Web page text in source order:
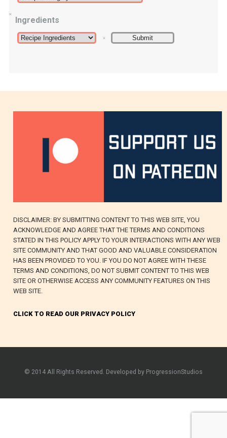
Ingredients
DISCLAIMER: BY SUBMITTING CONTENT TO THIS WEB SITE, YOU
ACKNOWLEDGE AND AGREE THAT THE TERMS AND CONDITIONS
STATED IN THIS POLICY APPLY TO YOUR INTERACTIONS WITH ANY WEB
SITE COMMUNITY AND THAT GOOD AND VALUABLE CONSIDERATION
HAS BEEN PROVIDED TO YOU. IF YOU DO NOT AGREE WITH THESE
TERMS AND CONDITIONS, DO NOT SUBMIT CONTENT TO THIS WEB
SITE OR OTHERWISE ACCESS ANY COMMUNITY FEATURES ON THIS
WEB SITE.
CLICK TO READ OUR PRIVACY POLICY
© 2014 All Rights Reserved. Developed by ProgressionStudios